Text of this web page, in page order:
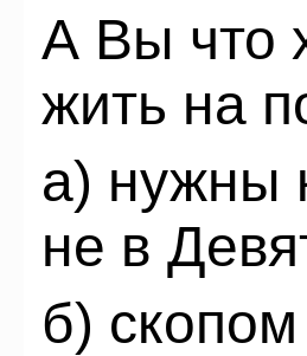
А Вы что
жить на
а) нужны
не в
б)